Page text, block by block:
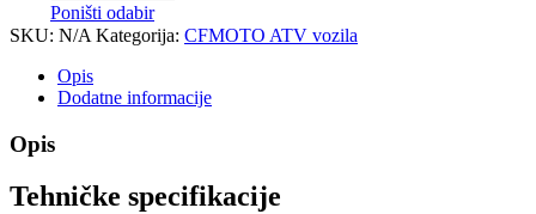
Poništi odabir
SKU: N/A Kategorija: CFMOTO ATV vozila
Opis
Dodatne informacije
Opis
Tehničke specifikacije